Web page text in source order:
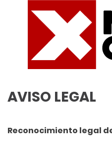
AVISO LEGAL
Reconocimiento legal